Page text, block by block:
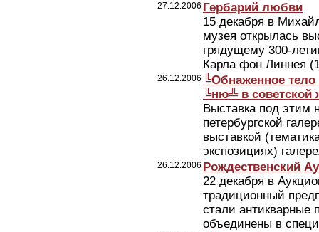
27.12.2006 Гербарий любви
15 декабря в
музея открылась
грядущему 300-
Карла фон Линнея
26.12.2006 ╚Обнаженное
╚ню╩ в советской
Выставка под этим
петербургской
выставкой
экспозициях)
26.12.2006 Рождественский
22 декабря в
традиционный
стали антикварные
объединены в